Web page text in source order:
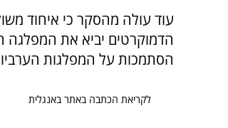
הסתמכות על המפלגות
לקריאת הכתבה באתר באנגלית